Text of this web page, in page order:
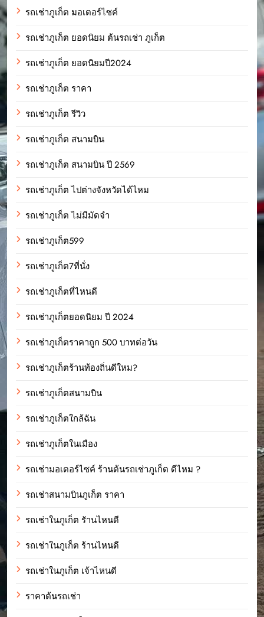
รถเช่าภูเก็ต มอเตอร์ไซค์
รถเช่าภูเก็ต ยอดนิยม ต้นรถเช่า ภูเก็ต
รถเช่าภูเก็ต ยอดนิยมปี2024
รถเช่าภูเก็ต ราคา
รถเช่าภูเก็ต รีวิว
รถเช่าภูเก็ต สนามบิน
รถเช่าภูเก็ต สนามบิน ปี 2569
รถเช่าภูเก็ต ไปต่างจังหวัดได้ไหม
รถเช่าภูเก็ต ไม่มีมัดจำ
รถเช่าภูเก็ต599
รถเช่าภูเก็ต7ที่นั่ง
รถเช่าภูเก็ตที่ไหนดี
รถเช่าภูเก็ตยอดนิยม ปี 2024
รถเช่าภูเก็ตราคาถูก 500 บาทต่อวัน
รถเช่าภูเก็ตร้านท้องถิ่นดีใหม?
รถเช่าภูเก็ตสนามบิน
รถเช่าภูเก็ตใกล้ฉัน
รถเช่าภูเก็ตในเมือง
รถเช่ามอเตอร์ไซค์ ร้านต้นรถเช่าภูเก็ต ดีไหม ?
รถเช่าสนามบินภูเก็ต ราคา
รถเช่าในภูเก็ต รัานไหนดี
รถเช่าในภูเก็ต ร้านไหนดี
รถเช่าในภูเก็ต เจ้าไหนดี
ราคาต้นรถเช่า